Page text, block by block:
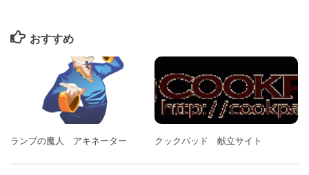
おすすめ
ランプの魔人 アキネーター クックパッド 献立サイト